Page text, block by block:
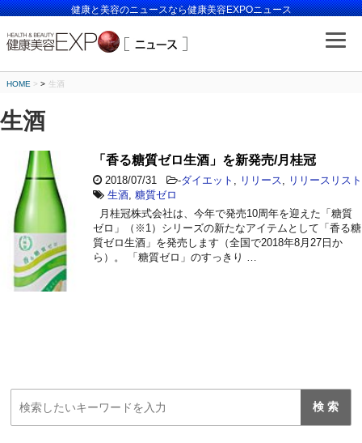
健康と美容のニュースなら健康美容EXPOニュース
HOME > 生酒
生酒
「香る糖質ゼロ生酒」を新発売/月桂冠
2018/07/31 -ダイエット リリース
リリースリスト
生酒 糖質ゼロ
月桂冠株式会社は、今年で発売10周年を迎えた「糖質
ゼロ」（※1）シリーズの新たなアイテムとして「香る糖
質ゼロ生酒」を発売します（全国で2018年8月27日か
ら）。 「糖質ゼロ」のすっきり …